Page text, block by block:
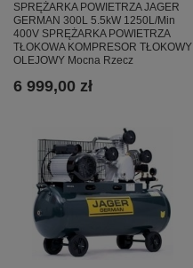
SPRĘŻARKA POWIETRZA JAGER
GERMAN 300L 5.5kW 1250L/Min
400V SPRĘŻARKA POWIETRZA
TŁOKOWA KOMPRESOR TŁOKOWY
OLEJOWY Mocna Rzecz
6 999,00 zł